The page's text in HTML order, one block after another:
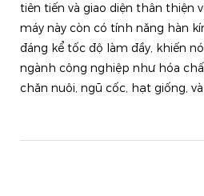
tiên tiến và giao diện thân thiện
máy này còn có tính năng hàn
đáng kể tốc độ làm đầy, khiến
ngành công nghiệp như hóa
chăn nuôi, ngũ cốc, hạt giống,